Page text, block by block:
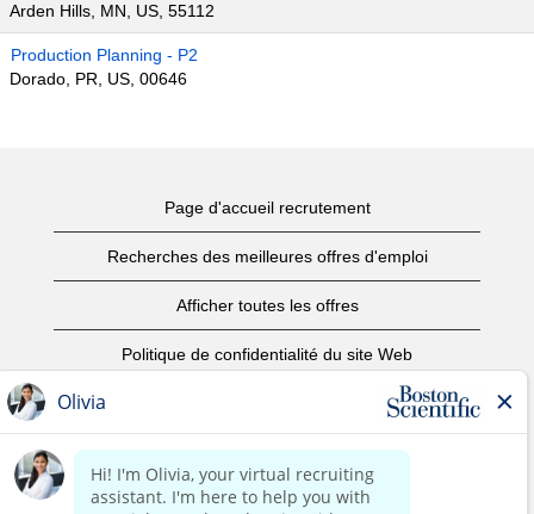
Arden Hills, MN, US, 55112
Production Planning - P2
Dorado, PR, US, 00646
Page d'accueil recrutement
Recherches des meilleures offres d'emploi
Afficher toutes les offres
Politique de confidentialité du site Web
Avis de droits d’auteur
Nous contacter